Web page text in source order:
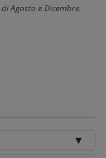
Agosto e Dicembre.